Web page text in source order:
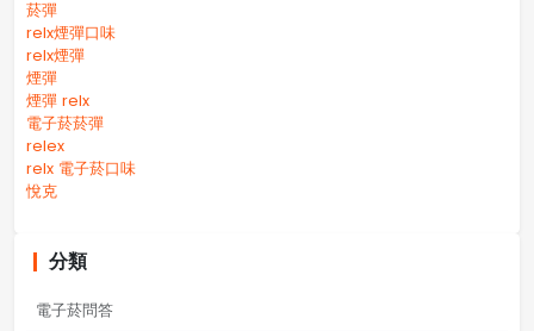
菸彈
relx煙彈口味
relx煙彈
煙彈
煙彈 relx
電子菸菸彈
relex
relx 電子菸口味
悅克
分類
電子菸問答